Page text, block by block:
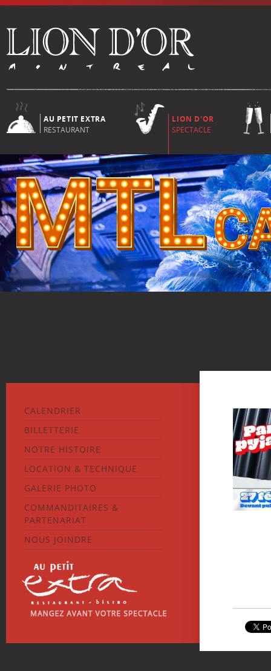
AU PETIT EXTRA
RESTAURANT
LION D'OR
SPECTACLE
CALENDRIER
BILLETTERIE
NOTRE HISTOIRE
LOCATION & TECHNIQUE
GALERIE PHOTO
COMMANDITAIRES &
PARTENARIAT
NOUS JOINDRE